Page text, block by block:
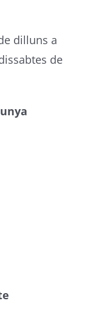
dilluns a
de